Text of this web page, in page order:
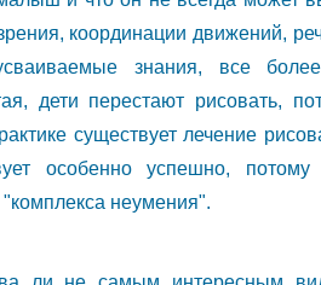
координации движений,
знания, все
дети перестают рисовать,
существует лечение
особенно успешно,
"комплекса неумения".